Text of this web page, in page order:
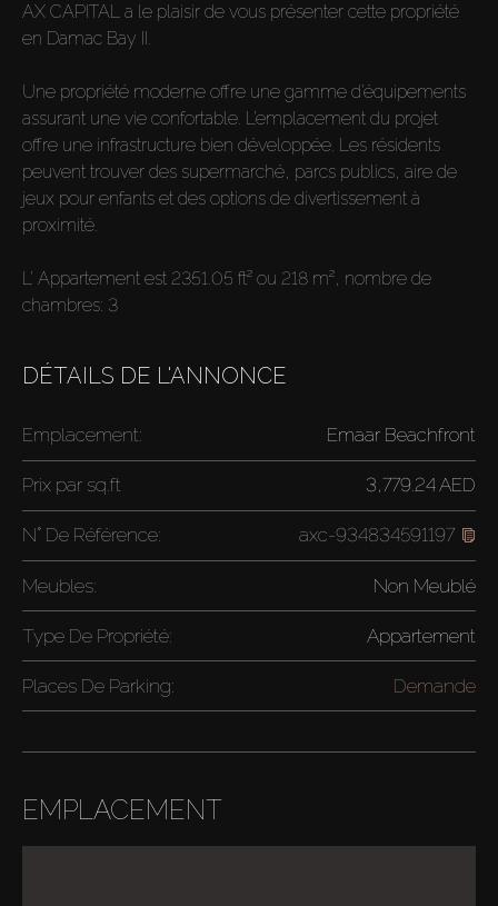
AX CAPITAL a le plaisir de vous présenter cette propriété
en Damac Bay II.
Une propriété moderne offre une gamme d’équipements
assurant une vie confortable. L’emplacement du projet
offre une infrastructure bien développée. Les résidents
peuvent trouver des supermarché, parcs publics, aire de
jeux pour enfants et des options de divertissement à
proximité.
L’ Appartement est 2351.05 ft² ou 218 m², nombre de
chambres: 3
DÉTAILS DE L'ANNONCE
Emplacement: Emaar Beachfront
Prix par sq.ft 3,779.24 AED
N° De Référence: axc-934834591197
Meubles: Non Meublé
Type De Propriété: Appartement
Places De Parking: Demande
EMPLACEMENT